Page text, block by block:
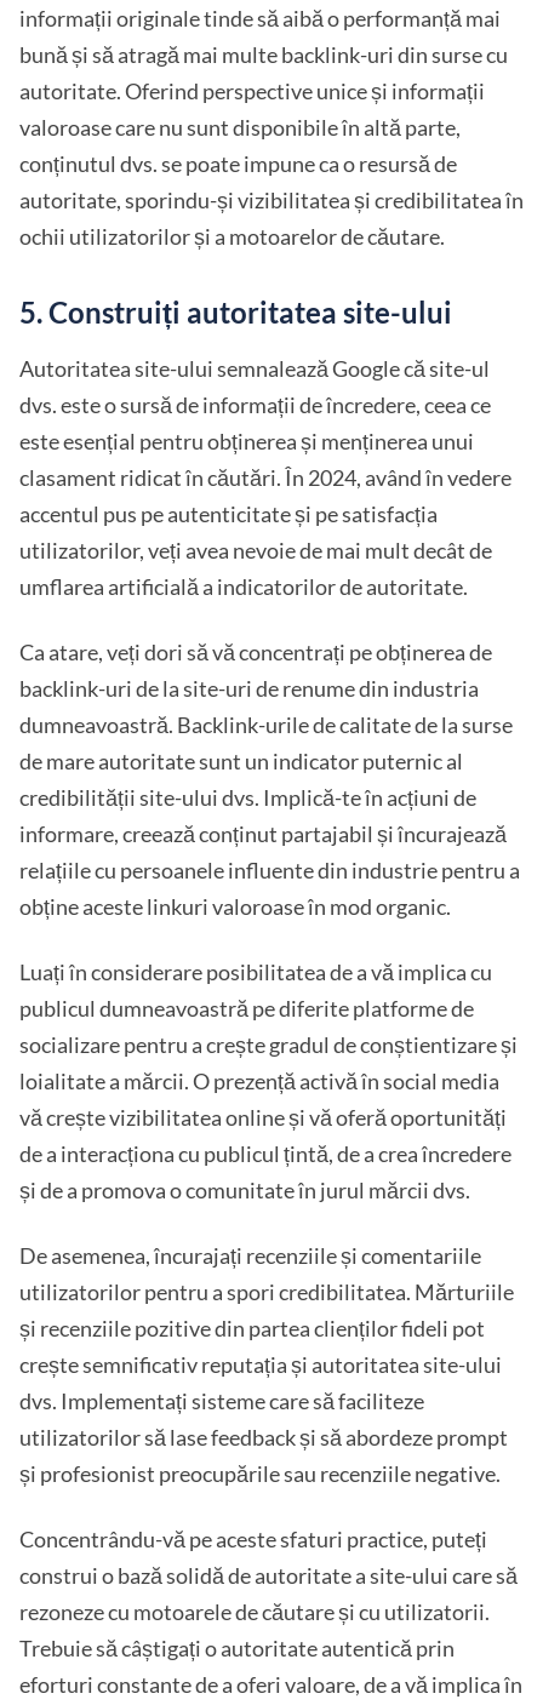
informații originale tinde să aibă o performanță mai
bună și să atragă mai multe backlink-uri din surse cu
autoritate. Oferind perspective unice și informații
valoroase care nu sunt disponibile în altă parte,
conținutul dvs. se poate impune ca o resursă de
autoritate, sporindu-și vizibilitatea și credibilitatea în
ochii utilizatorilor și a motoarelor de căutare.
5. Construiți autoritatea site-ului
Autoritatea site-ului semnalează Google că site-ul
dvs. este o sursă de informații de încredere, ceea ce
este esențial pentru obținerea și menținerea unui
clasament ridicat în căutări. În 2024, având în vedere
accentul pus pe autenticitate și pe satisfacția
utilizatorilor, veți avea nevoie de mai mult decât de
umflarea artificială a indicatorilor de autoritate.
Ca atare, veți dori să vă concentrați pe obținerea de
backlink-uri de la site-uri de renume din industria
dumneavoastră. Backlink-urile de calitate de la surse
de mare autoritate sunt un indicator puternic al
credibilității site-ului dvs. Implică-te în acțiuni de
informare, creează conținut partajabil și încurajează
relațiile cu persoanele influente din industrie pentru a
obține aceste linkuri valoroase în mod organic.
Luați în considerare posibilitatea de a vă implica cu
publicul dumneavoastră pe diferite platforme de
socializare pentru a crește gradul de conștientizare și
loialitate a mărcii. O prezență activă în social media
vă crește vizibilitatea online și vă oferă oportunități
de a interacționa cu publicul țintă, de a crea încredere
și de a promova o comunitate în jurul mărcii dvs.
De asemenea, încurajați recenziile și comentariile
utilizatorilor pentru a spori credibilitatea. Mărturiile
și recenziile pozitive din partea clienților fideli pot
crește semnificativ reputația și autoritatea site-ului
dvs. Implementați sisteme care să faciliteze
utilizatorilor să lase feedback și să abordeze prompt
și profesionist preocupările sau recenziile negative.
Concentrându-vă pe aceste sfaturi practice, puteți
construi o bază solidă de autoritate a site-ului care să
rezoneze cu motoarele de căutare și cu utilizatorii.
Trebuie să câștigați o autoritate autentică prin
eforturi constante de a oferi valoare, de a vă implica în